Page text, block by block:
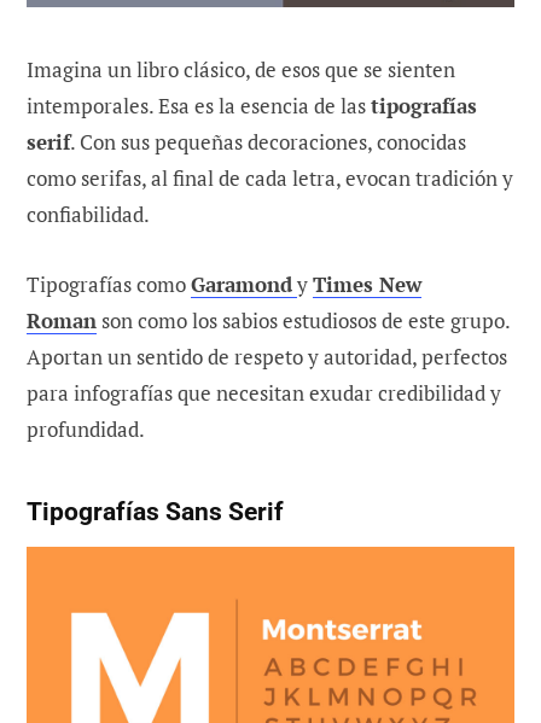
Imagina un libro clásico, de esos que se sienten
intemporales. Esa es la esencia de lastipografías
serif. Con sus pequeñas decoraciones, conocidas
como serifas, al final de cada letra, evocan tradición y
confiabilidad.
Tipografías comoGaramondyTimes New
Roman son como los sabios estudiosos de este grupo.
Aportan un sentido de respeto y autoridad, perfectos
para infografías que necesitan exudar credibilidad y
profundidad.
Tipografías Sans Serif